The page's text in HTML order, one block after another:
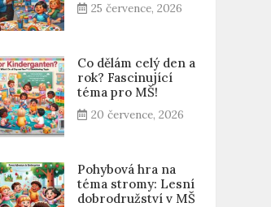
25 července, 2026
Co dělám celý den a
rok? Fascinující
téma pro MŠ!
20 července, 2026
Pohybová hra na
téma stromy: Lesní
dobrodružství v MŠ